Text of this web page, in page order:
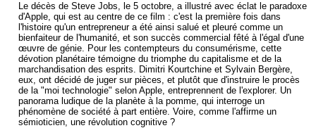
Le décès de Steve Jobs, le 5 octobre, a illustré avec éclat le paradoxe
d'Apple, qui est au centre de ce film : c'est la première fois dans
l'histoire qu'un entrepreneur a été ainsi salué et pleuré comme un
bienfaiteur de l'humanité, et son succès commercial fêté à l'égal d'une
œuvre de génie. Pour les contempteurs du consumérisme, cette
dévotion planétaire témoigne du triomphe du capitalisme et de la
marchandisation des esprits. Dimitri Kourtchine et Sylvain Bergère,
eux, ont décidé de juger sur pièces, et plutôt que d'instruire le procès
de la "moi technologie" selon Apple, entreprennent de l'explorer. Un
panorama ludique de la planète à la pomme, qui interroge un
phénomène de société à part entière. Voire, comme l'affirme un
sémioticien, une révolution cognitive ?